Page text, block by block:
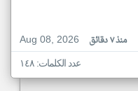
Aug 08, 2026
منذ ٧ دقائق
عدد الكلمات: ١٤٨